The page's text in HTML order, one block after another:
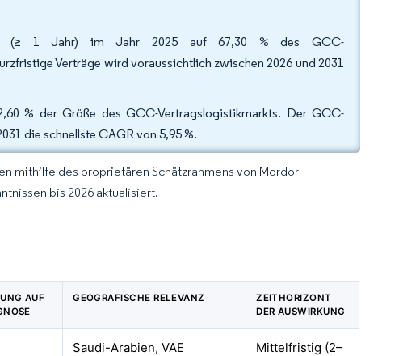
(≥ 1 Jahr) im Jahr 2025 auf 67,30 % des GCC-
Verträge wird voraussichtlich zwischen 2026 und 2031
% der Größe des GCC-Vertragslogistikmarkts. Der GCC-
die schnellste CAGR von 5,95 %.
mithilfe des proprietären Schätzrahmens von Mordor
bis 2026 aktualisiert.
AUF
GEOGRAFISCHE RELEVANZ
ZEITHORIZONT
DER AUSWIRKUNG
Saudi-Arabien, VAE
Mittelfristig (2–